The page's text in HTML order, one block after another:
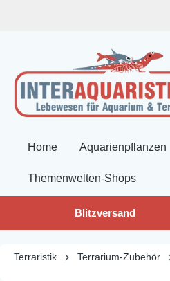
Home Aquarienpflanzen
Themenwelten-Shops
Blitzversand
Terraristik Terrarium-Zubehör